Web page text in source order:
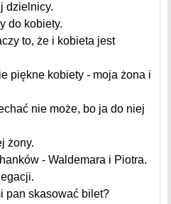
dzielnicy.
do kobiety.
to, że i kobieta jest
piękne kobiety - moja żona i
nie może, bo ja do niej
żony.
- Waldemara i Piotra.
pan skasować bilet?